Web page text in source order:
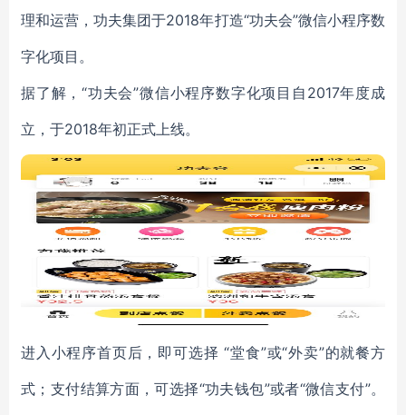
理和运营，功夫集团于2018年打造“功夫会”微信小程序数
字化项目。
据了解，“功夫会”微信小程序数字化项目自2017年度成
立，于2018年初正式上线。
进入小程序首页后，即可选择 “堂食”或“外卖”的就餐方
式；支付结算方面，可选择“功夫钱包”或者“微信支付”。